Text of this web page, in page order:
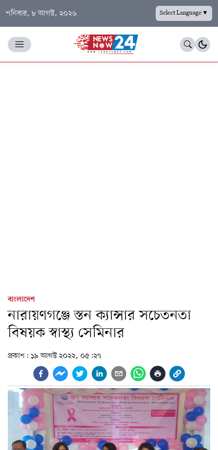
শনিবার, ৮ আগস্ট, ২০২৬ Select Language▼
বাংলাদেশ
নারায়ণগঞ্জে স্তন ক্যান্সার সচেতনতা
বিষয়ক স্বাস্থ্য সেমিনার
প্রকাশ: ১৯ আগস্ট ২০২২, ০৫:২৭